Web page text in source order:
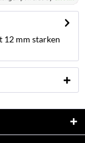
12 mm starken